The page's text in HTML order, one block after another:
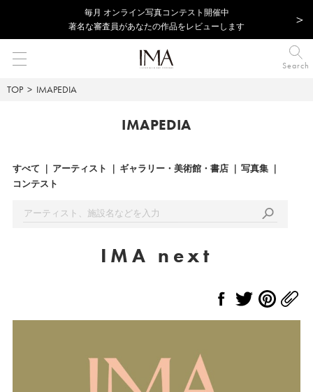
毎⽉ オンライン写真コンテスト開催中
著名な審査員があなたの作品をレビューします
Search
TOP IMAPEDIA
IMAPEDIA
すべて アーティスト ギャラリー・美術館・書店
写真集
コンテスト
IMA next